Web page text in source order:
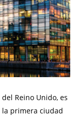
Reino Unido, es
la primera ciudad